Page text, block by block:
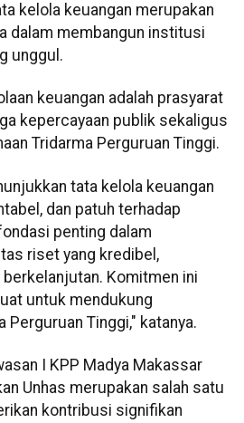
kelola keuangan merupakan
dalam membangun institusi
unggul.
keuangan adalah prasyarat
kepercayaan publik sekaligus
Tridarma Perguruan Tinggi.
tata kelola keuangan
dan patuh terhadap
penting dalam
riset yang kredibel,
Komitmen ini
untuk mendukung
Perguruan Tinggi," katanya.
I KPP Madya Makassar
Unhas merupakan salah satu
kontribusi signifikan